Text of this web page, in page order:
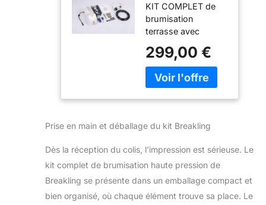
terrasse Haute
Pression 6
Buses Anti
Gouttes - 10m
de Tuyau -
télécommande
- climatisation
extérieur -
mouiller
KIT COMPLET de
brumisation
terrasse avec
brumisation. Sa
pompe haute
pression 50 bars
INSTALLATION
conçu pour une
installation facile et
rapide. Il vous
rafraichira
299,00 €
Prise en main et déballage du kit Breakling
Dès la réception du colis, l’impression est sérieuse. Le
kit complet de brumisation haute pression de
Breakling se présente dans un emballage compact et
bien organisé, où chaque élément trouve sa place. Le